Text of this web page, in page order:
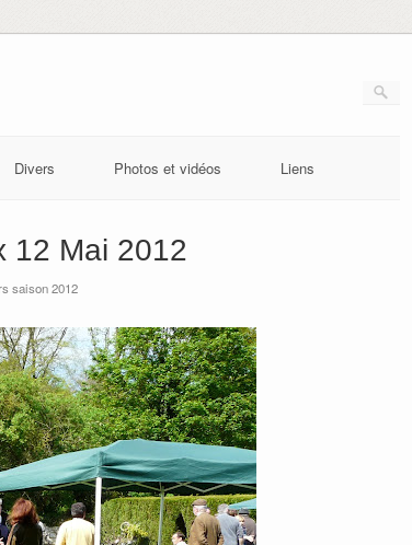
Divers Photos et vidéos Liens
12 Mai 2012
saison 2012